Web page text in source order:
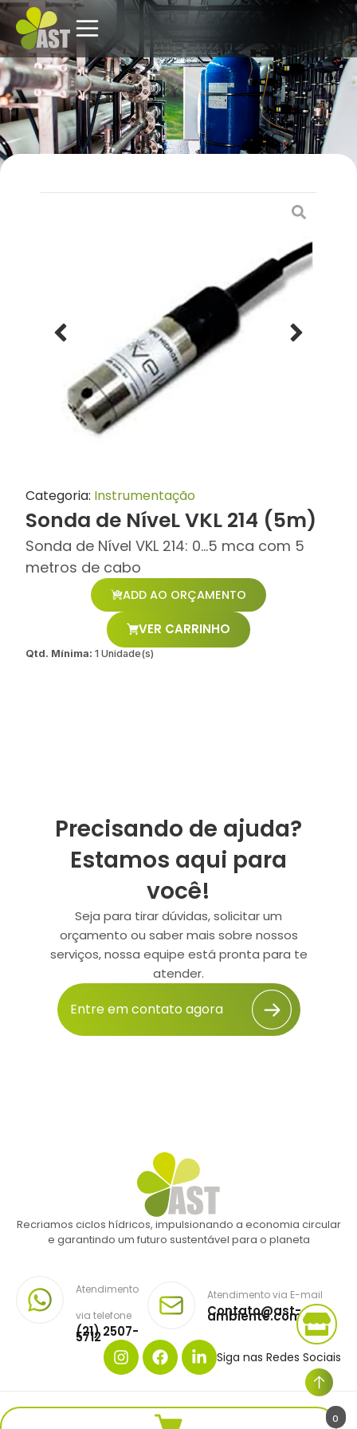
Categoria: Instrumentação
Sonda de NíveL VKL 214 (5m)
Sonda de Nível VKL 214: 0...5 mca com 5
metros de cabo
ADD AO ORÇAMENTO
VER CARRINHO
Qtd. Mínima: 1 Unidade(s)
Precisando de ajuda?
Estamos aqui para
você!
Seja para tirar dúvidas, solicitar um
orçamento ou saber mais sobre nossos
serviços, nossa equipe está pronta para te
atender.
Entre em contato agora
Recriamos ciclos hídricos, impulsionando a economia circular
e garantindo um futuro sustentável para o planeta
Atendimento
via telefone
(21) 2507-
5712
Atendimento via E-mail
Contato@ast-
ambiente.com.br
Siga nas Redes Sociais
0
Copyright © AST AMBIENTE. Todos os direitos reservados.